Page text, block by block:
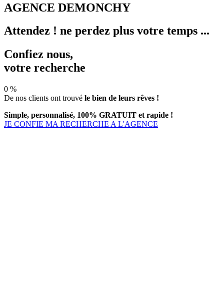
AGENCE DEMONCHY
Attendez ! ne perdez plus votre temps ...
Confiez nous,
votre recherche
0 %
De nos clients ont trouvé le bien de leurs rêves !
Simple, personnalisé, 100% GRATUIT et rapide !
JE CONFIE MA RECHERCHE A L'AGENCE